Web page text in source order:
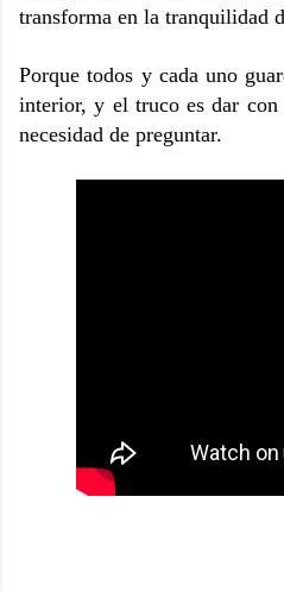
transforma en la tranquilidad
Porque todos y cada uno
interior, y el truco es dar
necesidad de preguntar.